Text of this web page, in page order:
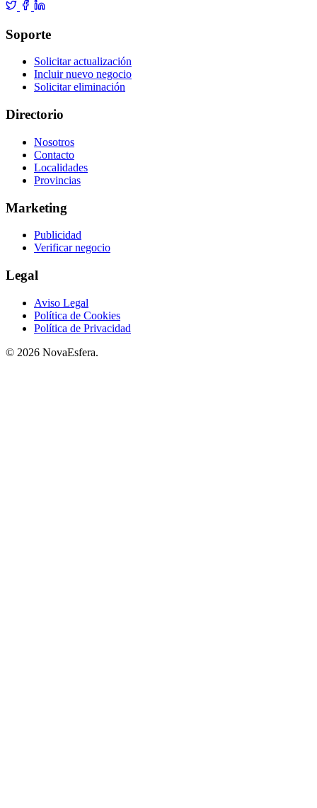
Soporte
Solicitar actualización
Incluir nuevo negocio
Solicitar eliminación
Directorio
Nosotros
Contacto
Localidades
Provincias
Marketing
Publicidad
Verificar negocio
Legal
Aviso Legal
Política de Cookies
Política de Privacidad
© 2026 NovaEsfera.